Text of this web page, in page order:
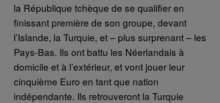
la République tchèque de se qualifier en
finissant première de son groupe, devant
l’Islande, la Turquie, et – plus surprenant – les
Pays-Bas. Ils ont battu les Néerlandais à
domicile et à l’extérieur, et vont jouer leur
cinquième Euro en tant que nation
indépendante. Ils retrouveront la Turquie